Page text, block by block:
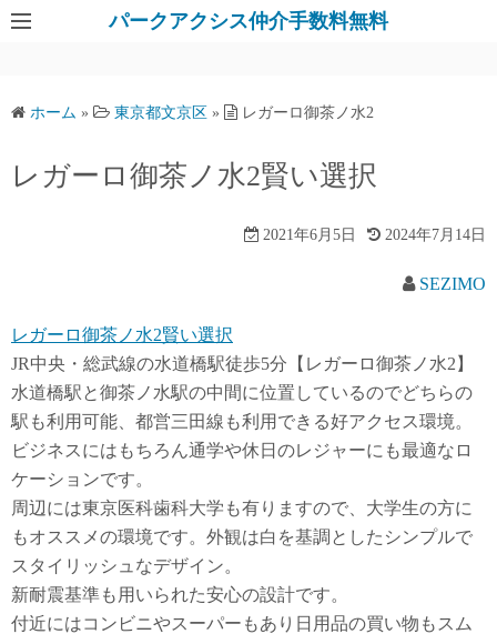
パークアクシス仲介手数料無料
ホーム » 東京都文京区 » レガーロ御茶ノ水2
レガーロ御茶ノ水2賢い選択
2021年6月5日 2024年7月14日
SEZIMO
レガーロ御茶ノ水2賢い選択
JR中央・総武線の水道橋駅徒歩5分【レガーロ御茶ノ水2】
水道橋駅と御茶ノ水駅の中間に位置しているのでどちらの
駅も利用可能、都営三田線も利用できる好アクセス環境。
ビジネスにはもちろん通学や休日のレジャーにも最適なロ
ケーションです。
周辺には東京医科歯科大学も有りますので、大学生の方に
もオススメの環境です。外観は白を基調としたシンプルで
スタイリッシュなデザイン。
新耐震基準も用いられた安心の設計です。
付近にはコンビニやスーパーもあり日用品の買い物もスム